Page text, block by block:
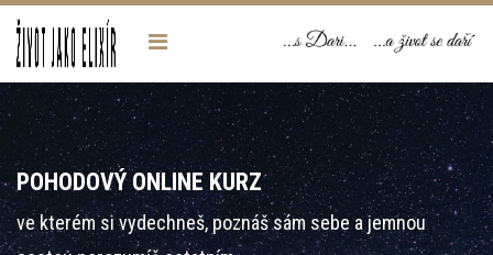
POHODOVÝ ONLINE KURZ
ve kterém si vydechneš, poznáš sám sebe a jemnou